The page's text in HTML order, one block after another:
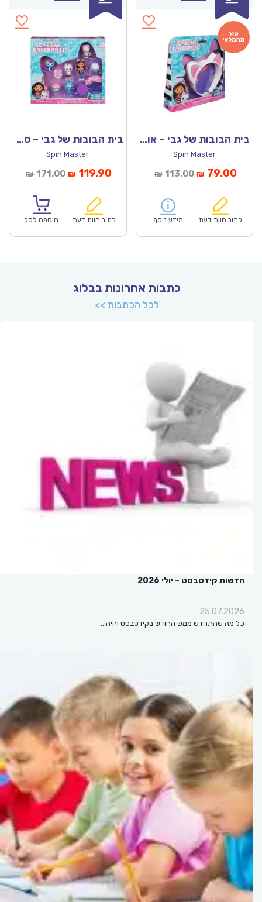
בית הבובות של גבי – אוזניים מוזיקליות
Spin Master
₪ 113.00המחיר
היה:
₪113.00.
₪ 79.00
כתוב חוות דעת מידע נוסף
בית הבובות של גבי – סט 7 דמויות
Spin Master
₪ 171.00המחיר
₪171.00.
₪ 119.90המחיר
₪119.90.
כתוב חוות דעת הוספה לסל
כתבות אחרונות בבלוג
לכל הכתבות >>
חדשות קידסבסט – יולי 2026
25.07.2026
כל מה שהתחדש ממש החודש בקידסבסט והיה…